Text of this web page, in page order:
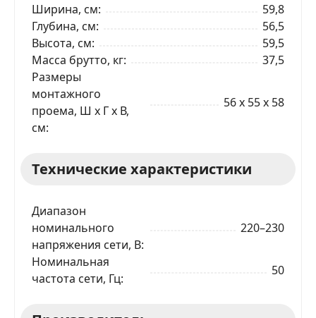
Ширина, см
59,8
Глубина, см
56,5
Высота, см
59,5
Масса брутто, кг
37,5
Размеры
монтажного
проема, Ш x Г x В,
см
56 x 55 x 58
Технические характеристики
Диапазон
номинального
напряжения сети, В
220–230
Номинальная
частота сети, Гц
50